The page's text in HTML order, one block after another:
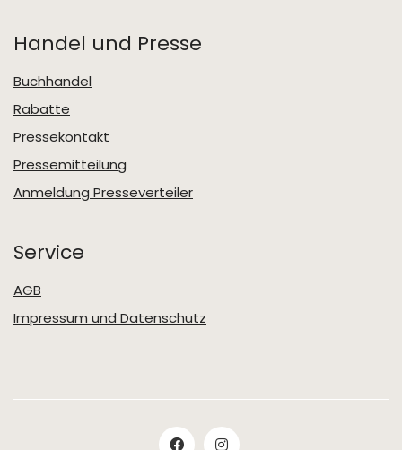
Handel und Presse
Buchhandel
Rabatte
Pressekontakt
Pressemitteilung
Anmeldung Presseverteiler
Service
AGB
Impressum und Datenschutz